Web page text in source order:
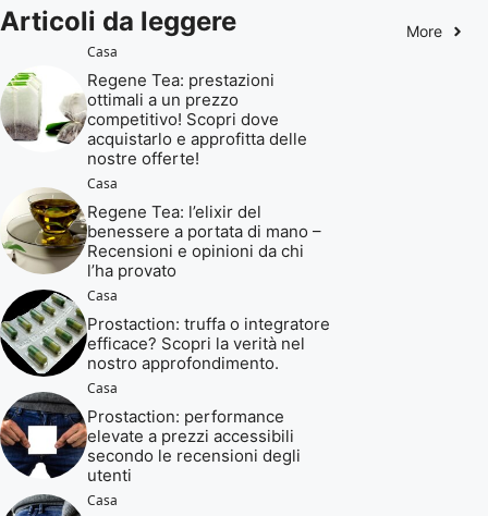
Articoli da leggere
More
Casa
Regene Tea: prestazioni
ottimali a un prezzo
competitivo! Scopri dove
acquistarlo e approfitta delle
nostre offerte!
Casa
Regene Tea: l’elixir del
benessere a portata di mano –
Recensioni e opinioni da chi
l’ha provato
Casa
Prostaction: truffa o integratore
efficace? Scopri la verità nel
nostro approfondimento.
Casa
Prostaction: performance
elevate a prezzi accessibili
secondo le recensioni degli
utenti
Casa